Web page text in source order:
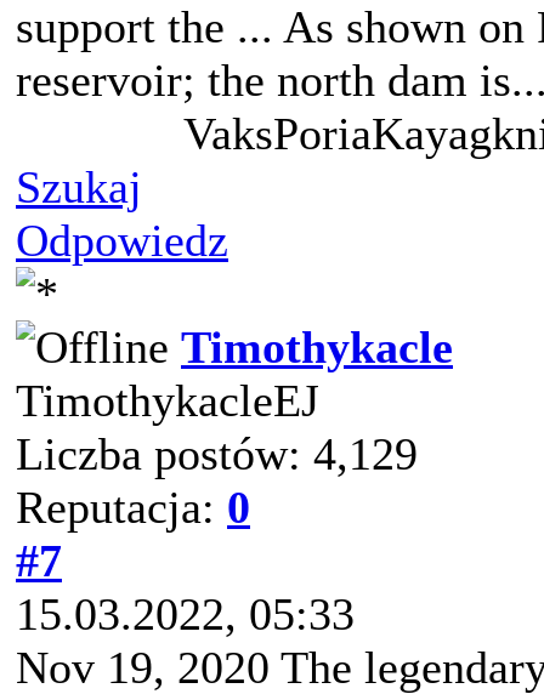
support the ... As shown
reservoir; the north dam
Szukaj
Odpowiedz
Timothykacle
TimothykacleEJ
Liczba postów: 4,129
Reputacja: 0
#7
15.03.2022, 05:33
Nov 19, 2020 The